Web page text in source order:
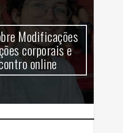
Modificações
corporais e
online